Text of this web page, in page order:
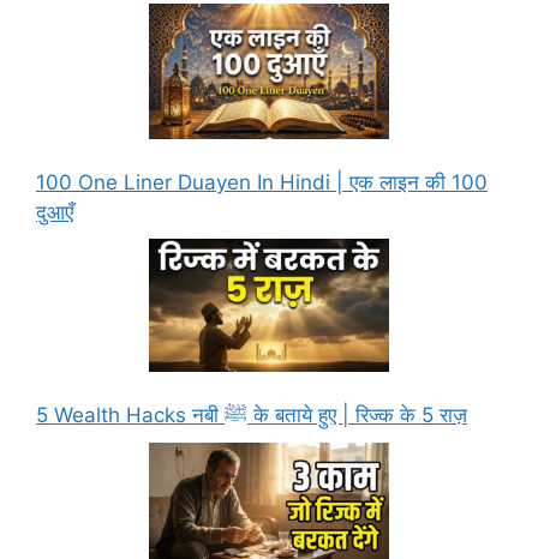
100 One Liner Duayen In Hindi | एक लाइन की 100
दुआएँ
5 Wealth Hacks नबी ﷺ के बताये हुए | रिज्क के 5 राज़